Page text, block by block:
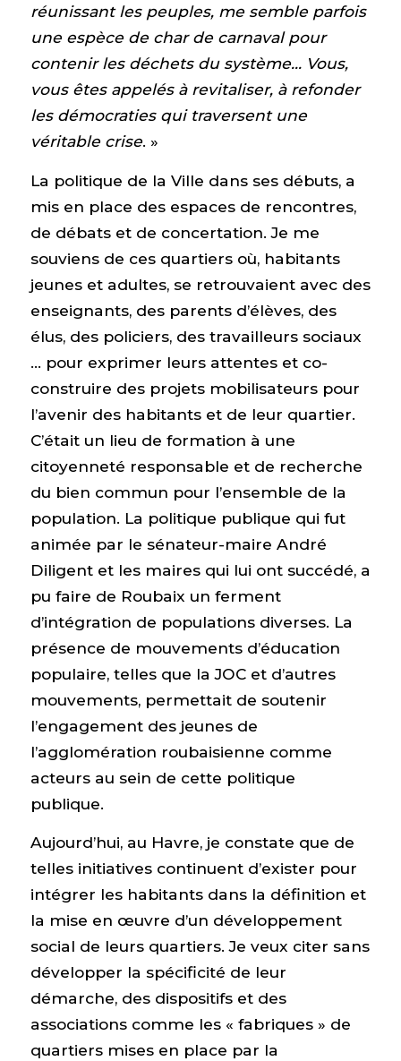
réunissant les peuples, me semble parfois
une espèce de char de carnaval pour
contenir les déchets du système… Vous,
vous êtes appelés à revitaliser, à refonder
les démocraties qui traversent une
véritable crise. »
La politique de la Ville dans ses débuts, a
mis en place des espaces de rencontres,
de débats et de concertation. Je me
souviens de ces quartiers où, habitants
jeunes et adultes, se retrouvaient avec des
enseignants, des parents d’élèves, des
élus, des policiers, des travailleurs sociaux
… pour exprimer leurs attentes et co-
construire des projets mobilisateurs pour
l’avenir des habitants et de leur quartier.
C’était un lieu de formation à une
citoyenneté responsable et de recherche
du bien commun pour l’ensemble de la
population. La politique publique qui fut
animée par le sénateur-maire André
Diligent et les maires qui lui ont succédé, a
pu faire de Roubaix un ferment
d’intégration de populations diverses. La
présence de mouvements d’éducation
populaire, telles que la JOC et d’autres
mouvements, permettait de soutenir
l’engagement des jeunes de
l’agglomération roubaisienne comme
acteurs au sein de cette politique
publique.
Aujourd’hui, au Havre, je constate que de
telles initiatives continuent d’exister pour
intégrer les habitants dans la définition et
la mise en œuvre d’un développement
social de leurs quartiers. Je veux citer sans
développer la spécificité de leur
démarche, des dispositifs et des
associations comme les « fabriques » de
quartiers mises en place par la